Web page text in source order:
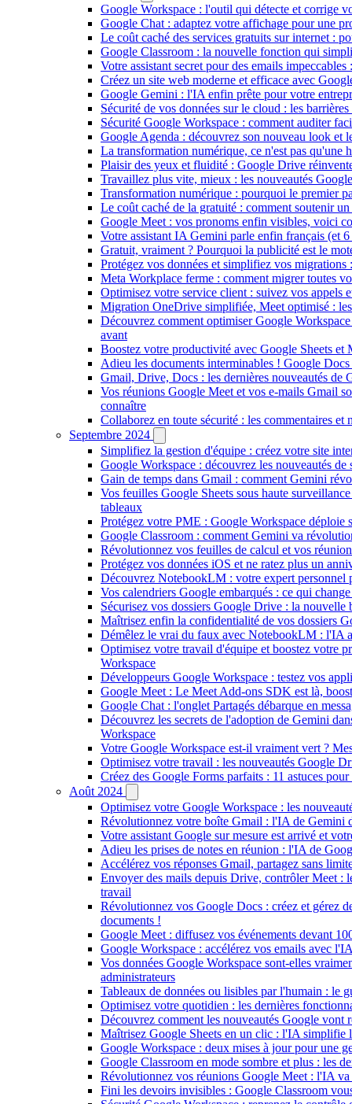
Google Workspace : l'outil qui détecte et corrige
Google Chat : adaptez votre affichage pour une
Le coût caché des services gratuits sur internet :
Google Classroom : la nouvelle fonction qui
Votre assistant secret pour des emails
Créez un site web moderne et efficace avec
Google Gemini : l'IA enfin prête pour votre
Sécurité de vos données sur le cloud : les
Sécurité Google Workspace : comment auditer
Google Agenda : découvrez son nouveau look et
La transformation numérique, ce n'est pas qu'une
Plaisir des yeux et fluidité : Google Drive
Travaillez plus vite, mieux : les nouveautés
Transformation numérique : pourquoi le premier
Le coût caché de la gratuité : comment soutenir
Google Meet : vos pronoms enfin visibles, voici
Votre assistant IA Gemini parle enfin français (et
Gratuit, vraiment ? Pourquoi la publicité est le
Protégez vos données et simplifiez vos
Meta Workplace ferme : comment migrer toutes
Optimisez votre service client : suivez vos appels
Migration OneDrive simplifiée, Meet optimisé :
Découvrez comment optimiser Google
avant
Boostez votre productivité avec Google Sheets
Adieu les documents interminables ! Google
Gmail, Drive, Docs : les dernières nouveautés
Vos réunions Google Meet et vos e-mails Gmail
connaître
Collaborez en toute sécurité : les commentaires
Septembre 2024
Simplifiez la gestion d'équipe : créez votre site
Google Workspace : découvrez les nouveautés
Gain de temps dans Gmail : comment Gemini
Vos feuilles Google Sheets sous haute
tableaux
Protégez votre PME : Google Workspace déploie
Google Classroom : comment Gemini va
Révolutionnez vos feuilles de calcul et vos
Protégez vos données iOS et ne ratez plus un
Découvrez NotebookLM : votre expert personnel
Vos calendriers Google embarqués : ce qui
Sécurisez vos dossiers Google Drive : la nouvelle
Maîtrisez enfin la confidentialité de vos dossiers
Démêlez le vrai du faux avec NotebookLM : l'IA
Optimisez votre travail d'équipe et boostez votre
Workspace
Développeurs Google Workspace : testez vos
Google Meet : Le Meet Add-ons SDK est là,
Google Chat : l'onglet Partagés débarque en
Découvrez les secrets de l'adoption de Gemini
Workspace
Votre Google Workspace est-il vraiment vert ?
Optimisez votre travail : les nouveautés Google
Créez des Google Forms parfaits : 11 astuces
Août 2024
Optimisez votre Google Workspace : les
Révolutionnez votre boîte Gmail : l'IA de Gemini
Votre assistant Google sur mesure est arrivé et
Adieu les prises de notes en réunion : l'IA de
Accélérez vos réponses Gmail, partagez sans
Envoyer des mails depuis Drive, contrôler Meet :
travail
Révolutionnez vos Google Docs : créez et gérez
documents !
Google Meet : diffusez vos événements devant
Google Workspace : accélérez vos emails avec
Vos données Google Workspace sont-elles
administrateurs
Tableaux de données ou lisibles par l'humain : le
Optimisez votre quotidien : les dernières
Découvrez comment les nouveautés Google vont
Maîtrisez Google Sheets en un clic : l'IA simplifie
Google Workspace : deux mises à jour pour une
Google Classroom en mode sombre et plus : les
Révolutionnez vos réunions Google Meet : l'IA
Fini les devoirs invisibles : Google Classroom